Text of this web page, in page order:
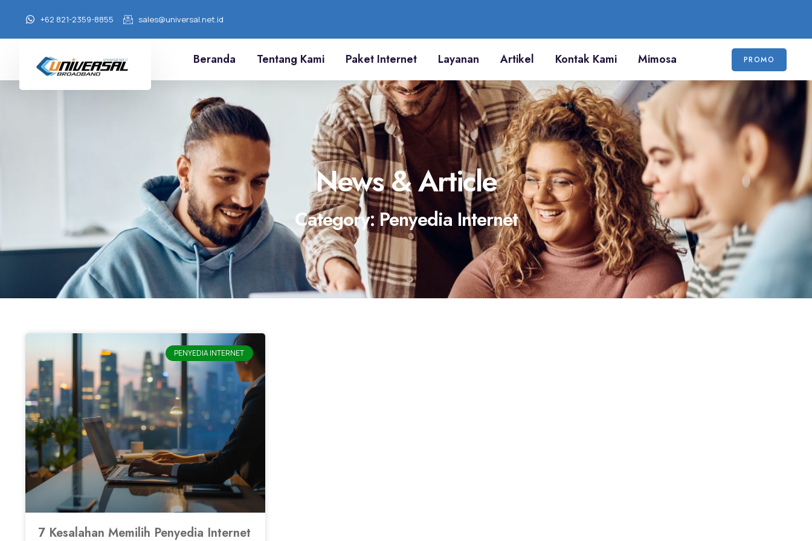
+62 821-2359-8855 sales@universal.net.id
Beranda Tentang Kami Paket Internet Layanan Artikel Kontak Kami Mimosa PROMO
News & Article
Category: Penyedia Internet
PENYEDIA INTERNET
7 Kesalahan Memilih Penyedia Internet